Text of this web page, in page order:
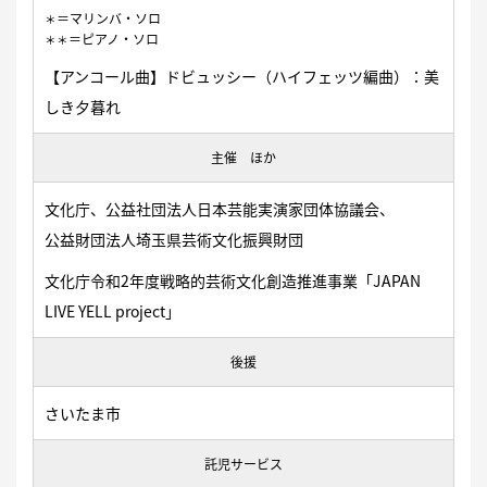
＊ ＝マリンバ・ソロ
＊＊ ＝ピアノ・ソロ
【アンコール曲】ドビュッシー（ハイフェッツ編曲）：美
しき夕暮れ
主催 ほか
文化庁、公益社団法人日本芸能実演家団体協議会、
公益財団法人埼玉県芸術文化振興財団
文化庁令和2年度戦略的芸術文化創造推進事業「JAPAN
LIVE YELL project」
後援
さいたま市
託児サービス